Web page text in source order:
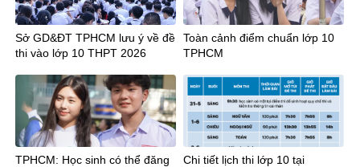
Sở GD&ĐT TPHCM lưu ý về đề
thi vào lớp 10 THPT 2026
Toàn cảnh điểm chuẩn lớp 10
TPHCM
TPHCM: Học sinh có thể đăng
Chi tiết lịch thi lớp 10 tại